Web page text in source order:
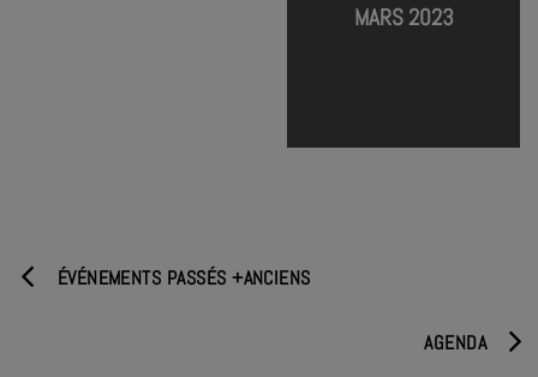
MARS 2023
PRATIQUE VOCALE #11
ÉVÉNEMENTS PASSÉS +ANCIENS
AGENDA